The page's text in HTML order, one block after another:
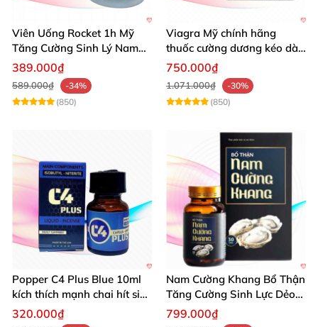
Viên Uống Rocket 1h Mỹ
Tăng Cường Sinh Lý Nam
Hỗ Trợ Mạnh
389.000₫
589.000₫
-34%
(850)
Viagra Mỹ chính hãng
thuốc cường dương kéo dài
thời gian hiệu quả cho Nam
750.000₫
1.071.000₫
-30%
(850)
Popper C4 Plus Blue 10ml
kích thích mạnh chai hít siêu
đỉnh
320.000₫
Nam Cường Khang Bổ Thận
Tăng Cường Sinh Lực Dẻo
Dai Mạnh Mẽ
799.000₫